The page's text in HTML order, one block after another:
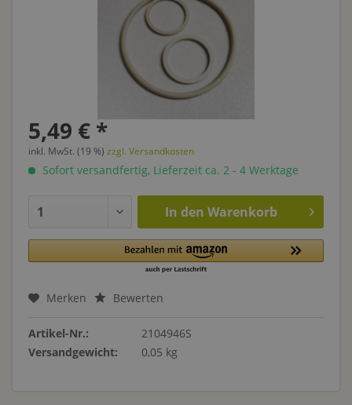
5,49 € *
inkl. MwSt. (19 %) zzgl. Versandkosten
Sofort versandfertig, Lieferzeit ca. 2 - 4 Werktage
In den Warenkorb
Merken Bewerten
Artikel-Nr.:
2104946S
Versandgewicht:
0,05 kg